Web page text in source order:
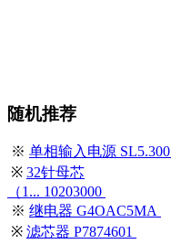
随机推荐
※ 单相输入电源 SL5.300
※ 32针母芯
（1... 10203000
※ 继电器 G4OAC5MA
※ 滤芯器 P7874601